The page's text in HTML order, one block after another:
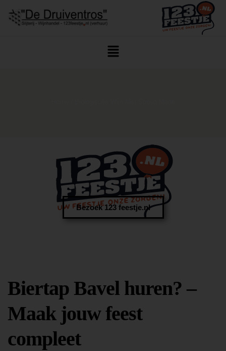
Bezoek 123 feestje.nl
Biertap Bavel huren? –
Maak jouw feest
compleet